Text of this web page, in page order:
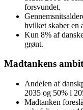
forsvundet.
hvilket skaber en
Kun 8% af
grønt.
Madtankens
Andelen af
2035 og 50% i
Madtanken